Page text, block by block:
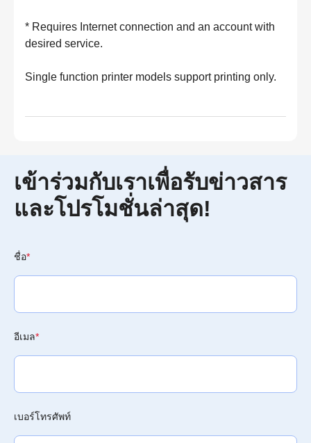
* Requires Internet connection and an account with
desired service.
Single function printer models support printing only.
เข้าร่วมกับเราเพื่อรับข่าวสาร
และโปรโมชั่นล่าสุด!
ชื่อ*
อีเมล*
เบอร์โทรศัพท์